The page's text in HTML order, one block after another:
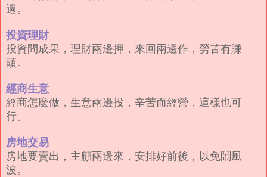
過。
投資理財
投資問成果，理財兩邊押，來回兩邊作，勞苦有賺
頭。
經商生意
經商怎麼做，生意兩邊投，辛苦而經營，這樣也可
行。
房地交易
房地要賣出，主顧兩邊來，安排好前後，以免鬧風
波。